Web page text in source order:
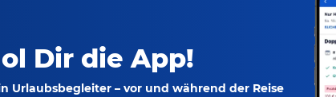
Dir die App!
Urlaubsbegleiter – vor und während der Reise